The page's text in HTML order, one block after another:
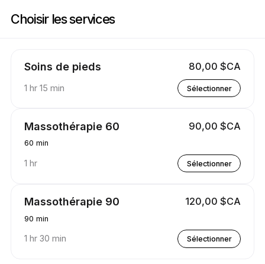
Choisir les services
Soins de pieds 80,00 $CA
1 hr 15 min Sélectionner
Massothérapie 60 90,00 $CA
60 min
1 hr Sélectionner
Massothérapie 90 120,00 $CA
90 min
1 hr 30 min Sélectionner